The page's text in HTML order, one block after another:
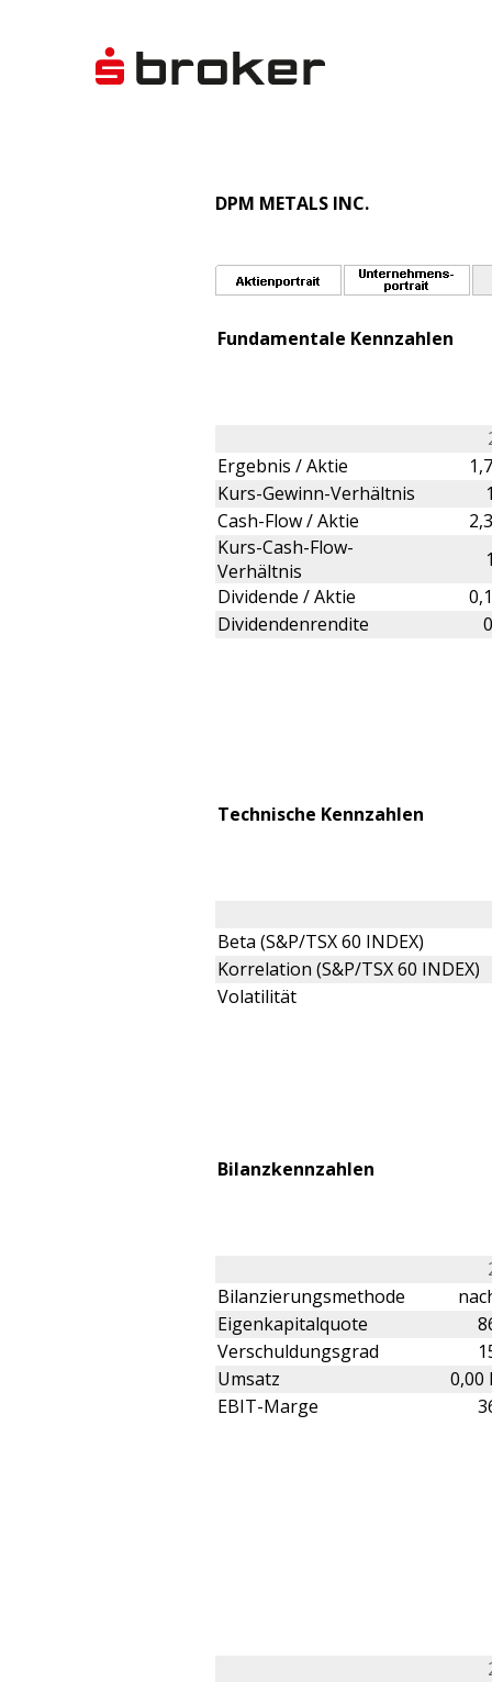
DPM METALS INC.
Fundamentale Kennzahlen
Ergebnis / Aktie
Kurs-Gewinn-Verhältnis
Cash-Flow / Aktie
Kurs-Cash-Flow-
Verhältnis
Dividende / Aktie
Dividendenrendite
Technische Kennzahlen
Beta (S&P/TSX 60 INDEX)
Korrelation (S&P/TSX 60 INDEX)
Volatilität
Bilanzkennzahlen
Bilanzierungsmethode
Eigenkapitalquote
Verschuldungsgrad
Umsatz
0,00
EBIT-Marge